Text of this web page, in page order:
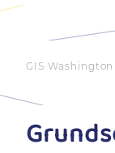
GIS Washington